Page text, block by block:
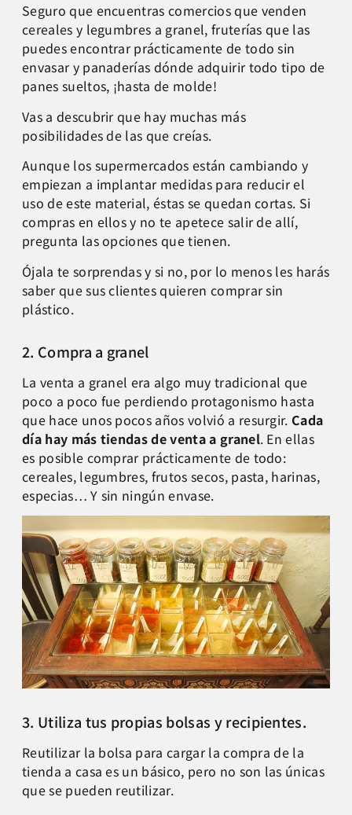
Seguro que encuentras comercios que venden
cereales y legumbres a granel, fruterías que las
puedes encontrar prácticamente de todo sin
envasar y panaderías dónde adquirir todo tipo de
panes sueltos, ¡hasta de molde!
Vas a descubrir que hay muchas más
posibilidades de las que creías.
Aunque los supermercados están cambiando y
empiezan a implantar medidas para reducir el
uso de este material, éstas se quedan cortas. Si
compras en ellos y no te apetece salir de allí,
pregunta las opciones que tienen.
Ójala te sorprendas y si no, por lo menos les harás
saber que sus clientes quieren comprar sin
plástico.
2. Compra a granel
La venta a granel era algo muy tradicional que
poco a poco fue perdiendo protagonismo hasta
que hace unos pocos años volvió a resurgir. Cada
día hay más tiendas de venta a granel. En ellas
es posible comprar prácticamente de todo:
cereales, legumbres, frutos secos, pasta, harinas,
especias… Y sin ningún envase.
3. Utiliza tus propias bolsas y recipientes.
Reutilizar la bolsa para cargar la compra de la
tienda a casa es un básico, pero no son las únicas
que se pueden reutilizar.